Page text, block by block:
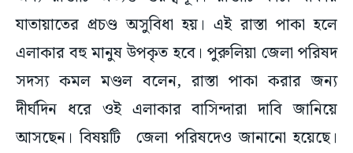
যাতায়াতের প্রচণ্ড অসুবিধা হয়। এই রাস্তা পাকা হলে
এলাকার বহু মানুষ উপকৃত হবে। পুরুলিয়া জেলা পরিষদ
সদস্য কমল মণ্ডল বলেন, রাস্তা পাকা করার জন্য
দীর্ঘদিন ধরে ওই এলাকার বাসিন্দারা দাবি জানিয়ে
আসছেন। বিষয়টি জেলা পরিষদেও জানানো হয়েছে।